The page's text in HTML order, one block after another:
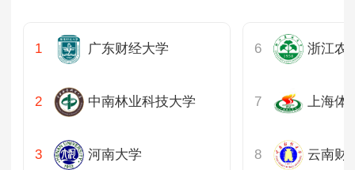
广东财经大学
中南林业科技大学
河南大学
浙江农
上海体
云南财